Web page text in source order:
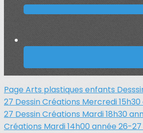
Page Arts plastiques enfants
27 Dessin Créations Mercredi
27 Dessin Créations Mardi 18h30
Créations Mardi 14h00 année 26-27